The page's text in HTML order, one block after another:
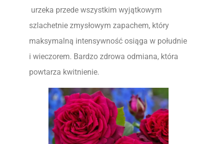
urzeka przede wszystkim wyjątkowym
szlachetnie zmysłowym zapachem, który
maksymalną intensywność osiąga w południe
i wieczorem. Bardzo zdrowa odmiana, która
powtarza kwitnienie.